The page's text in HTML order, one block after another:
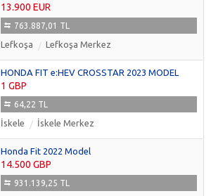
13.900 EUR
763.887,01 TL
Lefkoşa Lefkoşa Merkez
HONDA FIT e:HEV CROSSTAR 2023 MODEL
1 GBP
64,22 TL
İskele İskele Merkez
Honda Fit 2022 Model
14.500 GBP
931.139,25 TL